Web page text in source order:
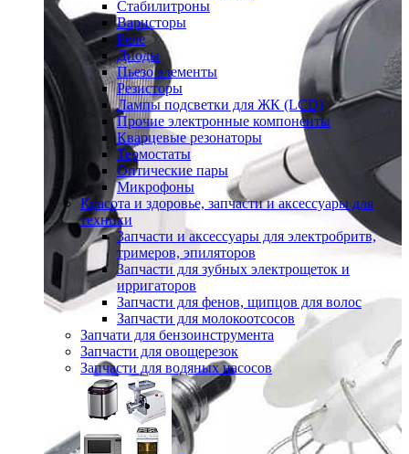
Стабилитроны
Варисторы
Реле
Диоды
Пьезо элементы
Резисторы
Лампы подсветки для ЖК (LCD)
Прочие электронные компоненты
Кварцевые резонаторы
Термостаты
Оптические пары
Микрофоны
Красота и здоровье, запчасти и аксессуары для
техники
Запчасти и аксессуары для электробритв,
тримеров, эпиляторов
Запчасти для зубных электрощеток и
ирригаторов
Запчасти для фенов, щипцов для волос
Запчасти для молокоотсосов
Запчати для бензоинструмента
Запчасти для овощерезок
Запчасти для водяных насосов